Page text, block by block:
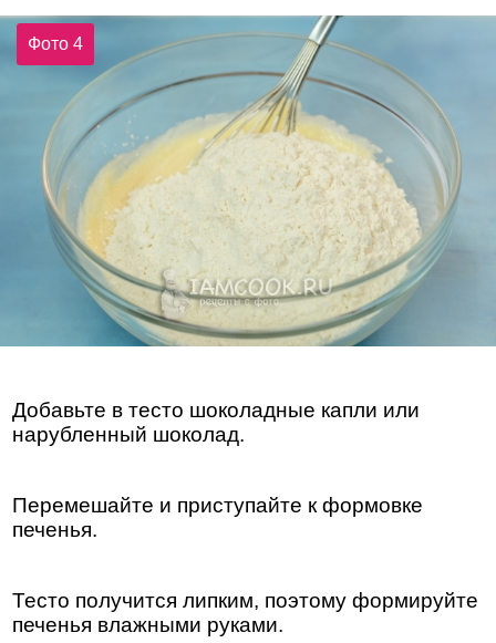
Фото 4
Добавьте в тесто шоколадные капли или
нарубленный шоколад.
Перемешайте и приступайте к формовке
печенья.
Тесто получится липким, поэтому формируйте
печенья влажными руками.